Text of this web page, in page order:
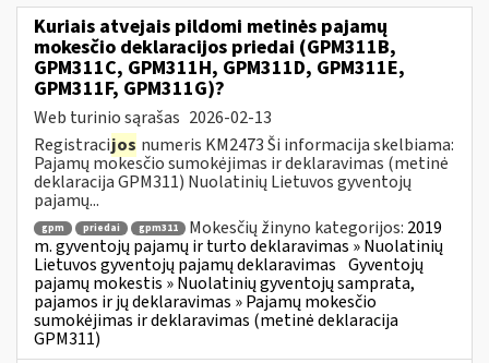
Kuriais atvejais pildomi metinės pajamų
mokesčio deklaracijos priedai (GPM311B,
GPM311C, GPM311H, GPM311D, GPM311E,
GPM311F, GPM311G)?
Web turinio sąrašas 2026-02-13
Registracijos numeris KM2473 Ši informacija skelbiama:
Pajamų mokesčio sumokėjimas ir deklaravimas (metinė
deklaracija GPM311) Nuolatinių Lietuvos gyventojų
pajamų...
gpm priedai gpm311 Mokesčių žinyno kategorijos: 2019
m. gyventojų pajamų ir turto deklaravimas » Nuolatinių
Lietuvos gyventojų pajamų deklaravimas Gyventojų
pajamų mokestis » Nuolatinių gyventojų samprata,
pajamos ir jų deklaravimas » Pajamų mokesčio
sumokėjimas ir deklaravimas (metinė deklaracija
GPM311)